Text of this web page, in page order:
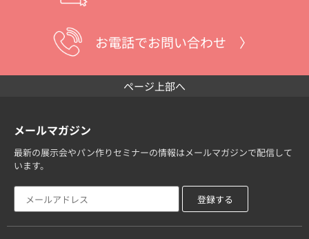
お電話でお問い合わせ 〉
ページ上部へ
メールマガジン
最新の展示会やパン作りセミナーの情報はメールマガジンで配信して
います。